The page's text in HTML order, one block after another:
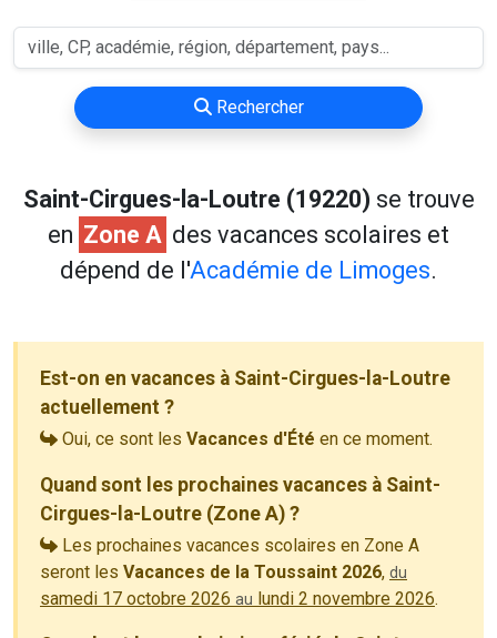
Rechercher
Saint-Cirgues-la-Loutre (19220) se trouve
en Zone A des vacances scolaires et
dépend de l'Académie de Limoges.
Est-on en vacances à Saint-Cirgues-la-Loutre
actuellement ?
Oui, ce sont les Vacances d'Été en ce moment.
Quand sont les prochaines vacances à Saint-
Cirgues-la-Loutre (Zone A) ?
Les prochaines vacances scolaires en Zone A
seront les Vacances de la Toussaint 2026, du
samedi 17 octobre 2026 au lundi 2 novembre 2026.